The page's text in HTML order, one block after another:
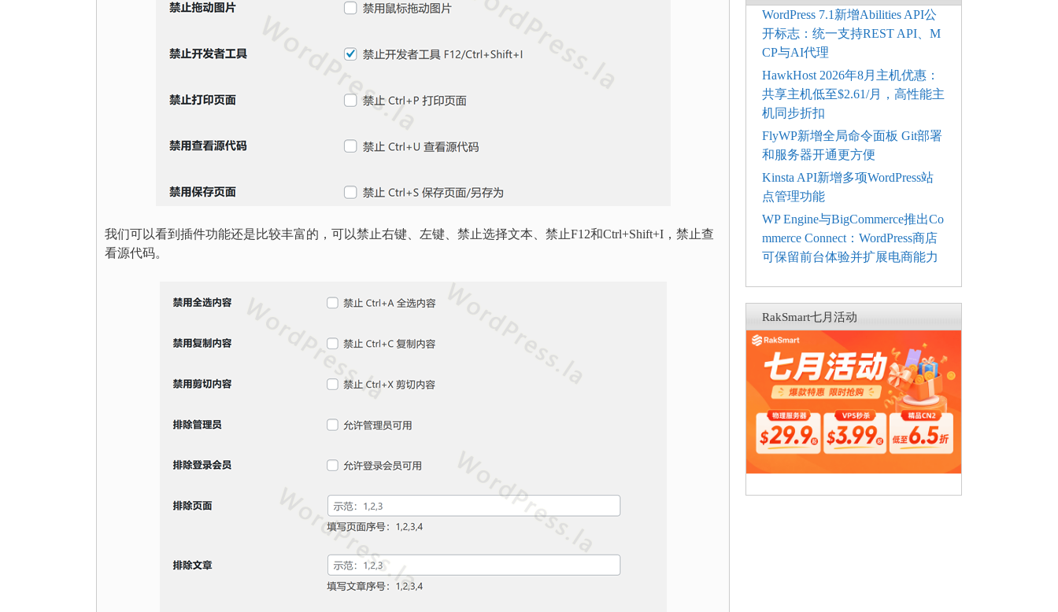
我们可以看到插件功能还是比较丰富的，可以禁止右键、左键、禁止选择文本、禁止F12和Ctrl+Shift+I，禁止查
看源代码。
WordPress 7.1新增Abilities API公
开标志：统一支持REST API、M
CP与AI代理
HawkHost 2026年8月主机优惠：
共享主机低至$2.61/月，高性能主
机同步折扣
FlyWP新增全局命令面板 Git部署
和服务器开通更方便
Kinsta API新增多项WordPress站
点管理功能
WP Engine与BigCommerce推出Co
mmerce Connect：WordPress商店
可保留前台体验并扩展电商能力
RakSmart七月活动